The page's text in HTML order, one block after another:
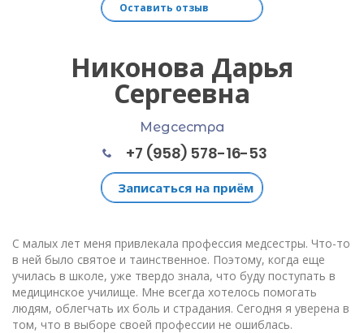
Оставить отзыв
Никонова Дарья
Сергеевна
Медсестра
+7 (958) 578-16-53
Записаться на приём
С малых лет меня привлекала профессия медсестры. Что-то
в ней было святое и таинственное. Поэтому, когда еще
училась в школе, уже твердо знала, что буду поступать в
медицинское училище. Мне всегда хотелось помогать
людям, облегчать их боль и страдания. Сегодня я уверена в
том, что в выборе своей профессии не ошиблась.